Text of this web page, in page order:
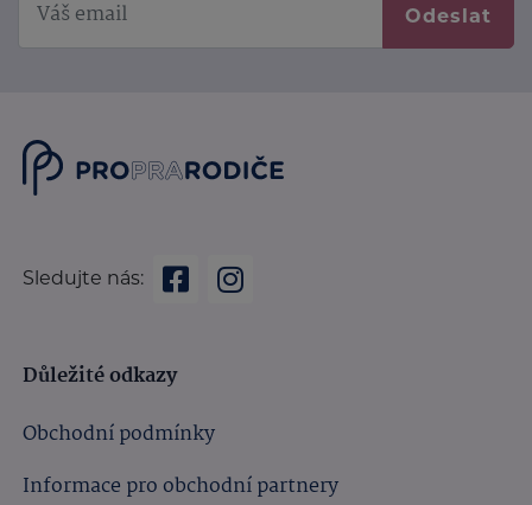
Odeslat
Sledujte nás:
Důležité odkazy
Obchodní podmínky
Informace pro obchodní partnery